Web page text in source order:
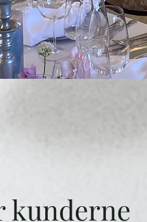
kunderne